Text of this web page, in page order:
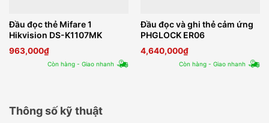
Đầu đọc thẻ Mifare 1
Hikvision DS-K1107MK
963,000₫
Còn hàng - Giao nhanh
Đầu đọc và ghi thẻ cảm ứng
PHGLOCK ER06
4,640,000₫
Còn hàng - Giao nhanh
Thông số kỹ thuật